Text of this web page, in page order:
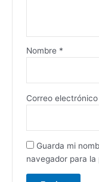
Nombre *
Correo electrónico
Guarda mi
navegador para